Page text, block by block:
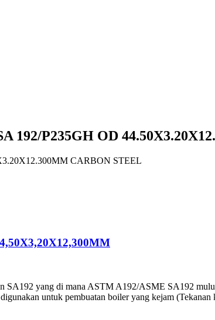
192/P235GH OD
CARBON STEEL
SA192 yang di mana ASTM A192/ASME SA192
untuk pembuatan boiler yang kejam